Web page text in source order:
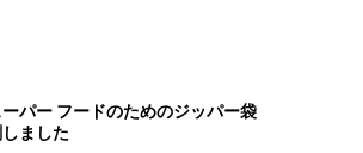
パー フードのためのジッパー袋
ました